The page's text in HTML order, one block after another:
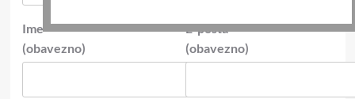
Ime
(obavezno)
E-pošta*
(obavezno)